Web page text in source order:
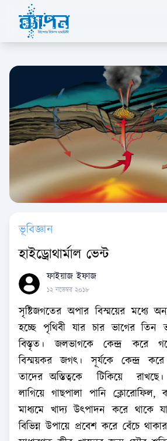
ভূবিজ্ঞান
হাইড্রোথার্মাল ভেন্ট
ফাইয়াজ ইফাজ
১২ নভেম্বর ২০১৮
সৃষ্টিজগতের অপার বিস্ময়ের মধ্যে
হচ্ছে পৃথিবী যার চার ভাগের তিন
বিস্তৃত। জলভাগকে কেন্দ্র করে
বিস্ময়কর জগৎ। সূর্যকে কেন্দ্র
তাদের অস্তিত্বকে টিকিয়ে
লাগিয়ে গাছপালা পানি ক্লোরোফিল,
মাধ্যমে খাদ্য উৎপাদন করে থাকে
বিভিন্ন উপায়ে প্রবেশ করে বেঁচে